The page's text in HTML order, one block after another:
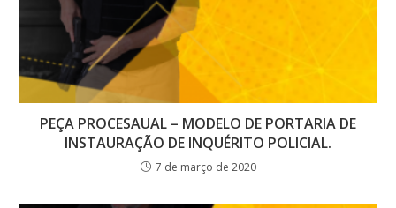
PEÇA PROCESAUAL – MODELO DE PORTARIA DE
INSTAURAÇÃO DE INQUÉRITO POLICIAL.
7 de março de 2020